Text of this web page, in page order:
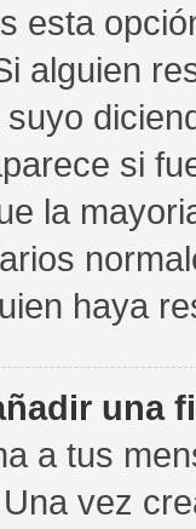
esta
alguien
si
la
haya
una
a tus
vez